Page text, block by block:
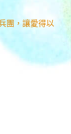
團，讓愛得以